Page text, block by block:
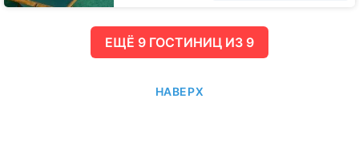
ЕЩË 9 ГОСТИНИЦ ИЗ 9
НАВЕРХ